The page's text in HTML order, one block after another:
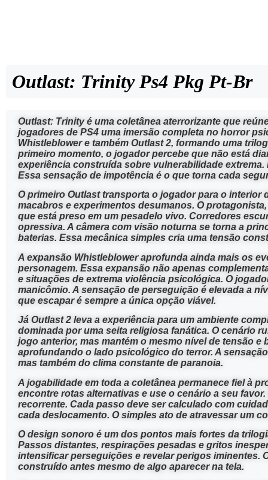
Outlast: Trinity Ps4 Pkg Pt-Br
Outlast: Trinityé uma coletânea aterrorizante que
jogadores de PS4 uma imersão completa no horror
Whistleblower e também Outlast 2, formando uma
primeiro momento, o jogador percebe que não está
experiência construída sobre vulnerabilidade
Essa sensação de impotência é o que torna cada
O primeiro Outlast transporta o jogador para o
macabros e experimentos desumanos. O
que está preso em um pesadelo vivo. Corredores
opressiva. A câmera com visão noturna se torna a
baterias. Essa mecânica simples cria uma tensão
A expansão Whistleblower aprofunda ainda mais os
personagem. Essa expansão não apenas
e situações de extrema violência psicológica. O
manicômio. A sensação de perseguição é elevada a
que escapar é sempre a única opção viável.
Já Outlast 2 leva a experiência para um ambiente
dominada por uma seita religiosa fanática. O cenário
jogo anterior, mas mantém o mesmo nível de tensão
aprofundando o lado psicológico do terror. A
mas também do clima constante de paranoia.
A jogabilidade em toda a coletânea permanece fiel à
encontre rotas alternativas e use o cenário a seu
recorrente. Cada passo deve ser calculado com
cada deslocamento. O simples ato de atravessar um
O design sonoro é um dos pontos mais fortes da
Passos distantes, respirações pesadas e gritos
intensificar perseguições e revelar perigos iminentes.
construído antes mesmo de algo aparecer na tela.